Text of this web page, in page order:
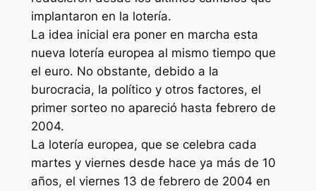
implantaron en la lotería.
La idea inicial era poner en marcha esta
nueva lotería europea al mismo tiempo que
el euro. No obstante, debido a la
burocracia, la político y otros factores, el
primer sorteo no apareció hasta febrero de
2004.
La lotería europea, que se celebra cada
martes y viernes desde hace ya más de 10
años, el viernes 13 de febrero de 2004 en